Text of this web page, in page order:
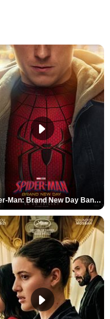
Spider-Man: Brand New Day Bande-annonce VO STFR